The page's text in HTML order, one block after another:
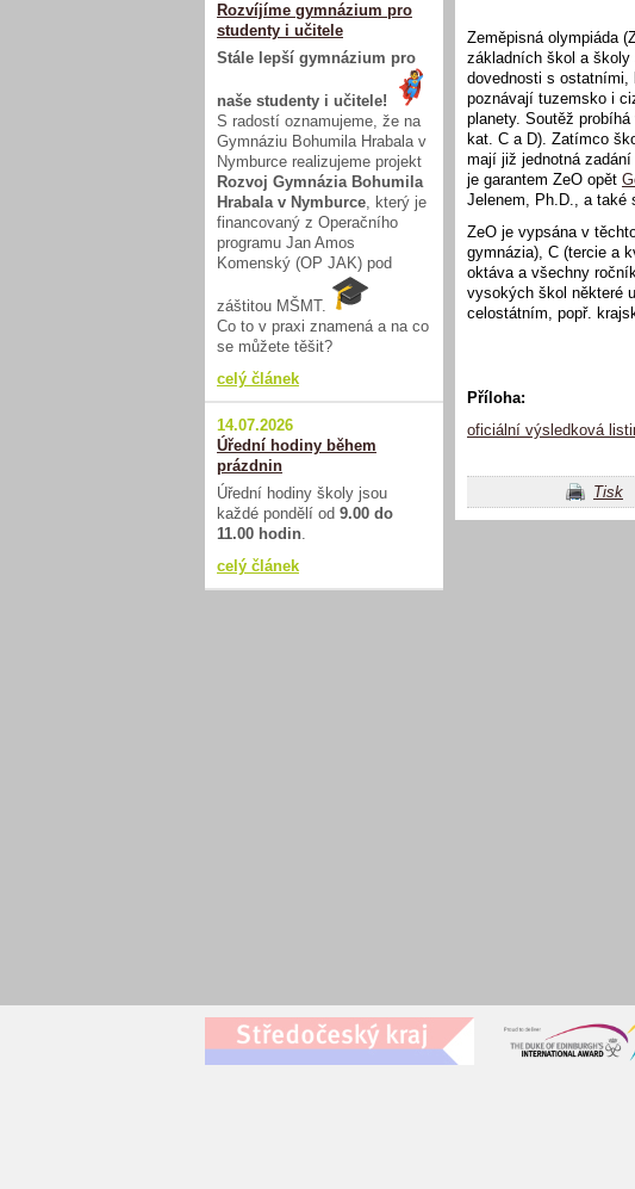
Zeměpisná olympiáda
základních škol a školy
dovednosti s
poznávají tuzemsko i
planety. Soutěž
kat. C a D). Zatímco
mají již jednotná
je garantem ZeO opět
Jelenem, Ph.D., a také
ZeO je vypsána v
gymnázia), C (tercie a
oktáva a všechny
vysokých škol některé
celostátním, popř.
Příloha:
oficiální výsledková
Tisk
Rozvíjíme gymnázium pro
studenty i učitele
Stále lepší gymnázium pro
naše studenty i učitele!
S radostí oznamujeme, že na
Gymnáziu Bohumila Hrabala v
Nymburce realizujeme projekt
Rozvoj Gymnázia Bohumila
Hrabala v Nymburce, který je
financovaný z Operačního
programu Jan Amos
Komenský (OP JAK) pod
záštitou MŠMT.
Co to v praxi znamená a na co
se můžete těšit?
celý článek
14.07.2026
Úřední hodiny během
prázdnin
Úřední hodiny školy jsou
každé pondělí od 9.00 do
11.00 hodin.
celý článek